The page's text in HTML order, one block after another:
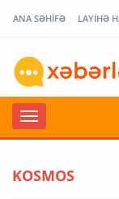
ANA SƏHİFƏ LAYİHƏ
KOSMOS